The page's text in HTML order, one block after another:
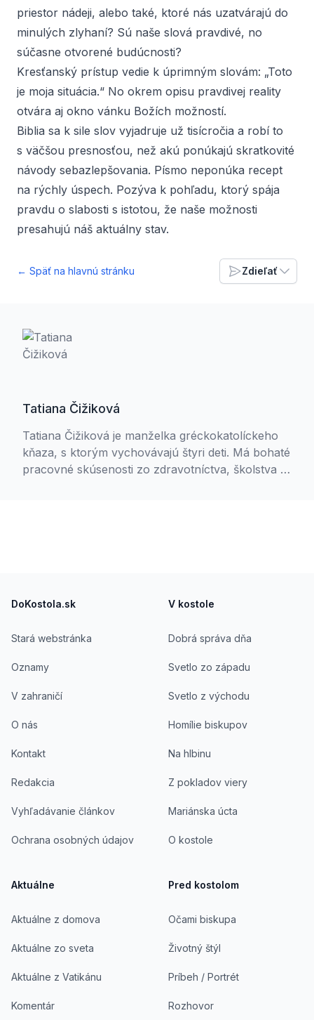
priestor nádeji, alebo také, ktoré nás uzatvárajú do
minulých zlyhaní? Sú naše slová pravdivé, no
súčasne otvorené budúcnosti?
Kresťanský prístup vedie k úprimným slovám: „Toto
je moja situácia.“ No okrem opisu pravdivej reality
otvára aj okno vánku Božích možností.
Biblia sa k sile slov vyjadruje už tisícročia a robí to
s väčšou presnosťou, než akú ponúkajú skratkovité
návody sebazlepšovania. Písmo neponúka recept
na rýchly úspech. Pozýva k pohľadu, ktorý spája
pravdu o slabosti s istotou, že naše možnosti
presahujú náš aktuálny stav.
← Späť na hlavnú stránku Zdieľať
Tatiana Čižiková
Tatiana Čižiková je manželka gréckokatolíckeho
kňaza, s ktorým vychovávajú štyri deti. Má bohaté
pracovné skúsenosti zo zdravotníctva, školstva aj
DoKostola.sk
Stará webstránka
Oznamy
V zahraničí
O nás
Kontakt
Redakcia
Vyhľadávanie článkov
Ochrana osobných údajov
Aktuálne
Aktuálne z domova
Aktuálne zo sveta
Aktuálne z Vatikánu
Komentár
V kostole
Dobrá správa dňa
Svetlo zo západu
Svetlo z východu
Homílie biskupov
Na hlbinu
Z pokladov viery
Mariánska úcta
O kostole
Pred kostolom
Očami biskupa
Životný štýl
Príbeh / Portrét
Rozhovor